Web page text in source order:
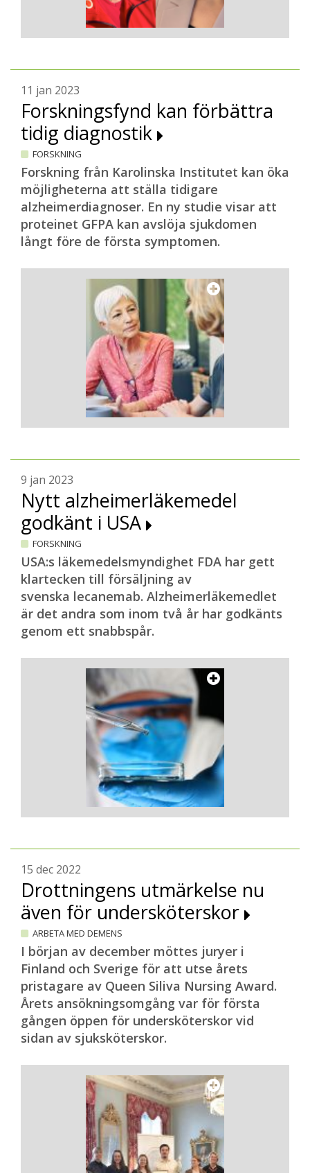
11 jan 2023
Forskningsfynd kan förbättra
tidig diagnostik
FORSKNING
Forskning från Karolinska Institutet kan öka
möjligheterna att ställa tidigare
alzheimerdiagnoser. En ny studie visar att
proteinet GFPA kan avslöja sjukdomen
långt före de första symptomen.
9 jan 2023
Nytt alzheimerläkemedel
godkänt i USA
FORSKNING
USA:s läkemedelsmyndighet FDA har gett
klartecken till försäljning av
svenska lecanemab. Alzheimerläkemedlet
är det andra som inom två år har godkänts
genom ett snabbspår.
15 dec 2022
Drottningens utmärkelse nu
även för undersköterskor
ARBETA MED DEMENS
I början av december möttes juryer i
Finland och Sverige för att utse årets
pristagare av Queen Siliva Nursing Award.
Årets ansökningsomgång var för första
gången öppen för undersköterskor vid
sidan av sjuksköterskor.